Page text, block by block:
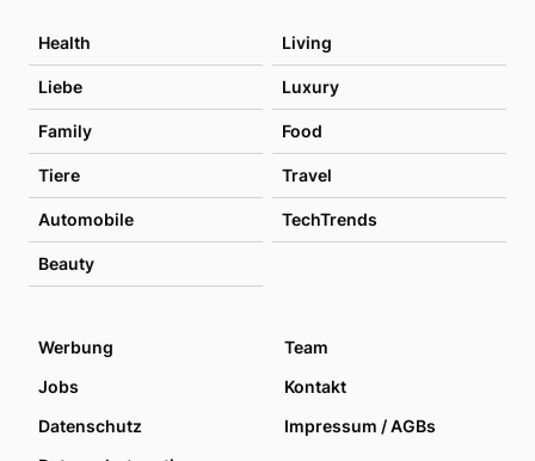
Health Living
Liebe Luxury
Family Food
Tiere Travel
Automobile TechTrends
Beauty
Werbung
Team
Jobs
Kontakt
Datenschutz
Impressum / AGBs